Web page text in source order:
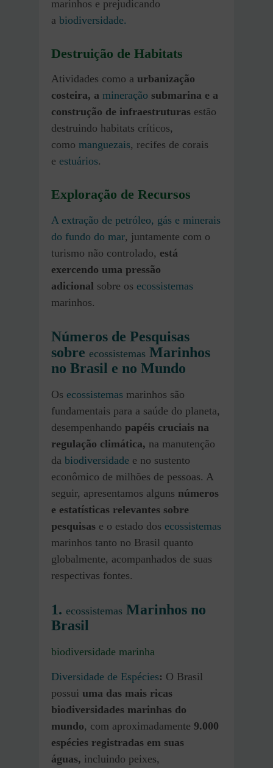
marinhos e prejudicando
a biodiversidade.
Destruição de Habitats
Atividades como a urbanização
costeira, a mineração submarina e a
construção de infraestruturas estão
destruindo habitats críticos,
como manguezais, recifes de corais
e estuários.
Exploração de Recursos
A extração de petróleo, gás e minerais
do fundo do mar, juntamente com o
turismo não controlado, está
exercendo uma pressão
adicional sobre os ecossistemas
marinhos.
Números de Pesquisas
sobre ecossistemas Marinhos
no Brasil e no Mundo
Os ecossistemas marinhos são
fundamentais para a saúde do planeta,
desempenhando papéis cruciais na
regulação climática, na manutenção
da biodiversidade e no sustento
econômico de milhões de pessoas. A
seguir, apresentamos alguns números
e estatísticas relevantes sobre
pesquisas e o estado dos ecossistemas
marinhos tanto no Brasil quanto
globalmente, acompanhados de suas
respectivas fontes.
1. ecossistemas Marinhos no
Brasil
biodiversidade marinha
Diversidade de Espécies: O Brasil
possui uma das mais ricas
biodiversidades marinhas do
mundo, com aproximadamente 9.000
espécies registradas em suas
águas, incluindo peixes,